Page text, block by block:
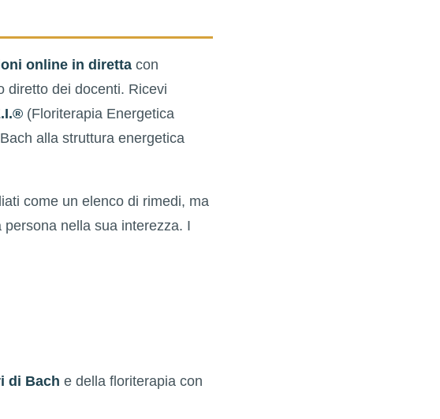
online in diretta con
diretto dei docenti. Ricevi
(Floriterapia Energetica
alla struttura energetica
come un elenco di rimedi, ma
nella sua interezza. I
di Bach e della floriterapia con